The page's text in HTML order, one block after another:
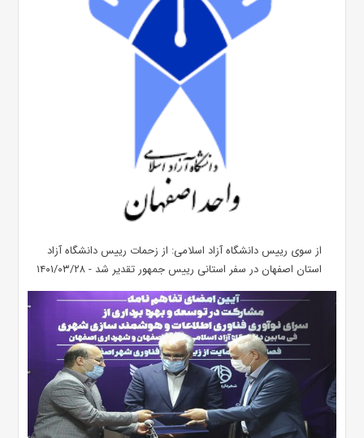
از سوی رییس دانشگاه آزاد اسلامی: از زحمات رییس دانشگاه آزاد
استان اصفهان در سفر استانی رییس جمهور تقدیر شد - ۱۴۰۱/۰۳/۲۸